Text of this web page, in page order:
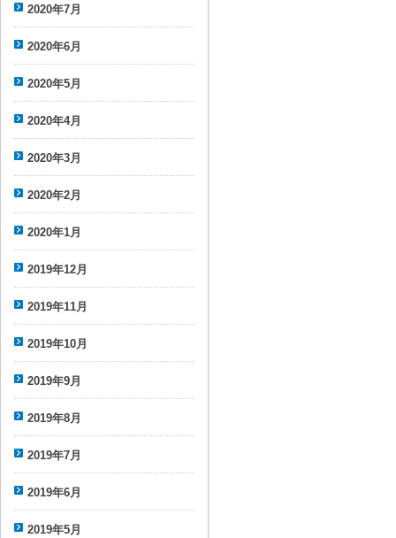
2020年7月
2020年6月
2020年5月
2020年4月
2020年3月
2020年2月
2020年1月
2019年12月
2019年11月
2019年10月
2019年9月
2019年8月
2019年7月
2019年6月
2019年5月